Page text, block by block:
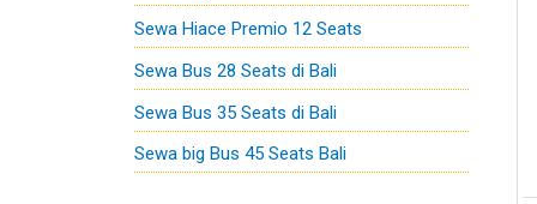
Sewa Hiace Premio 12 Seats
Sewa Bus 28 Seats di Bali
Sewa Bus 35 Seats di Bali
Sewa big Bus 45 Seats Bali